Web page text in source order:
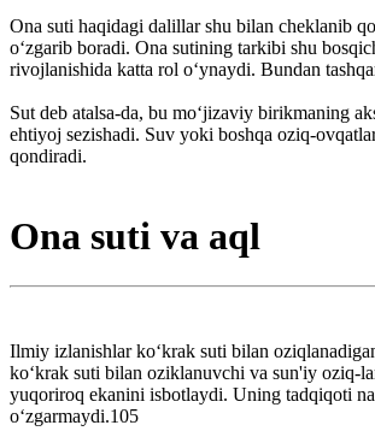
Ona suti haqidagi dalillar shu bilan cheklanib
o‘zgarib boradi. Ona sutining tarkibi shu
rivojlanishida katta rol o‘ynaydi. Bundan
Sut deb atalsa-da, bu mo‘jizaviy birikmaning
ehtiyoj sezishadi. Suv yoki boshqa oziq-
qondiradi.
Ona suti va aql
Ilmiy izlanishlar ko‘krak suti bilan
ko‘krak suti bilan oziklanuvchi va sun'iy oziq-
yuqoriroq ekanini isbotlaydi. Uning tadqiqoti
o‘zgarmaydi.105